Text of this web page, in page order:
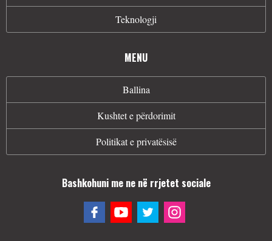
Teknologji
MENU
Ballina
Kushtet e përdorimit
Politikat e privatësisë
Bashkohuni me ne në rrjetet sociale